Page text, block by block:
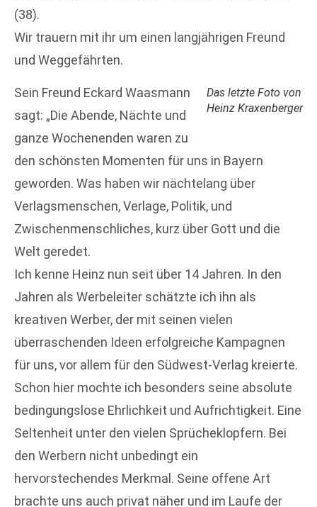
(38).
Wir trauern mit ihr um einen langjährigen Freund
und Weggefährten.
Das letzte Foto von
Heinz Kraxenberger
Sein Freund Eckard Waasmann
sagt: „Die Abende, Nächte und
ganze Wochenenden waren zu
den schönsten Momenten für uns in Bayern
geworden. Was haben wir nächtelang über
Verlagsmenschen, Verlage, Politik, und
Zwischenmenschliches, kurz über Gott und die
Welt geredet.
Ich kenne Heinz nun seit über 14 Jahren. In den
Jahren als Werbeleiter schätzte ich ihn als
kreativen Werber, der mit seinen vielen
überraschenden Ideen erfolgreiche Kampagnen
für uns, vor allem für den Südwest-Verlag kreierte.
Schon hier mochte ich besonders seine absolute
bedingungslose Ehrlichkeit und Aufrichtigkeit. Eine
Seltenheit unter den vielen Sprücheklopfern. Bei
den Werbern nicht unbedingt ein
hervorstechendes Merkmal. Seine offene Art
brachte uns auch privat näher und im Laufe der